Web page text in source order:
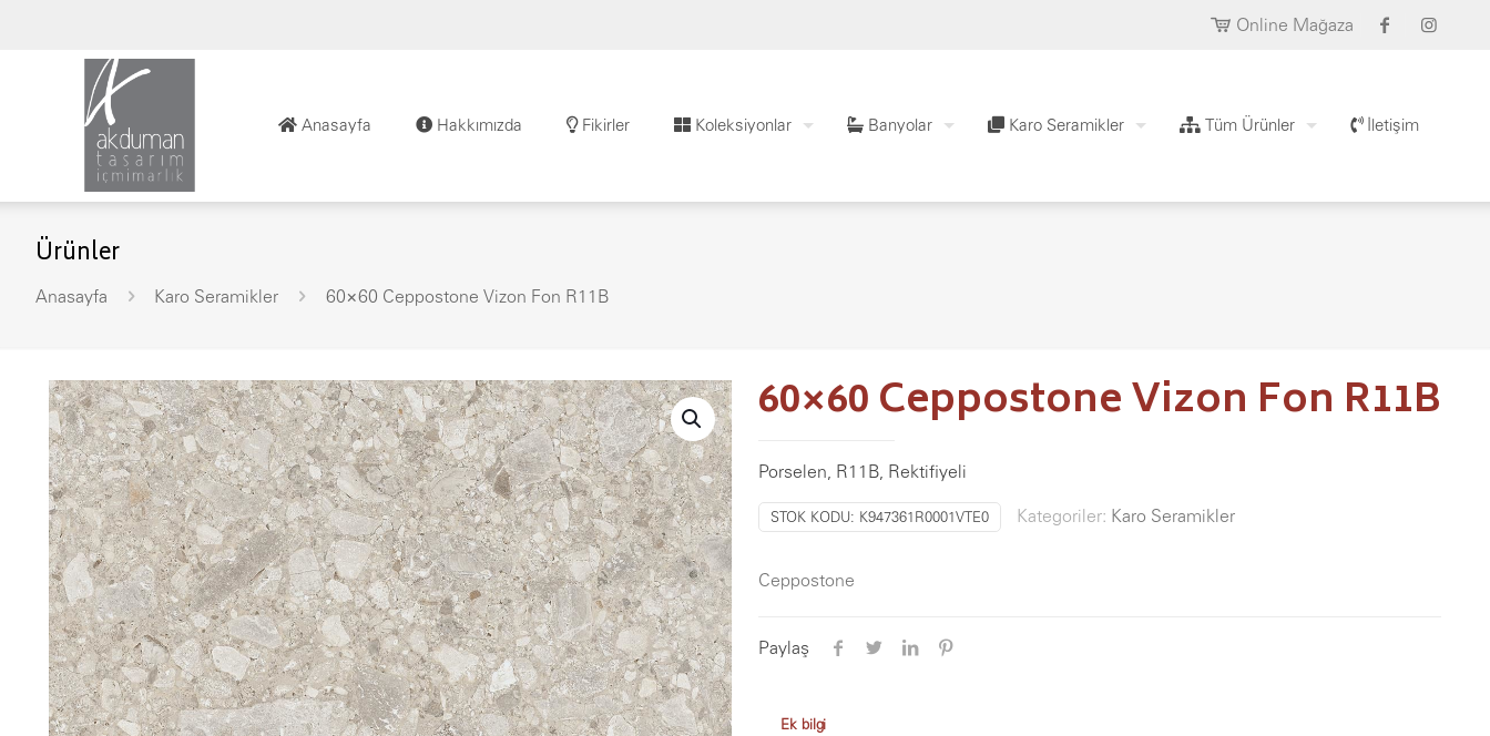
Online Mağaza
Anasayfa Hakkımızda Fikirler Koleksiyonlar Banyolar Karo Seramikler Tüm Ürünler İletişim
Ürünler
Anasayfa Karo Seramikler 60×60 Ceppostone Vizon Fon R11B
60×60 Ceppostone Vizon Fon R11B
Porselen, R11B, Rektifiyeli
STOK KODU: K947361R0001VTE0 Kategoriler: Karo Seramikler
Ceppostone
Paylaş
Ek bilgi